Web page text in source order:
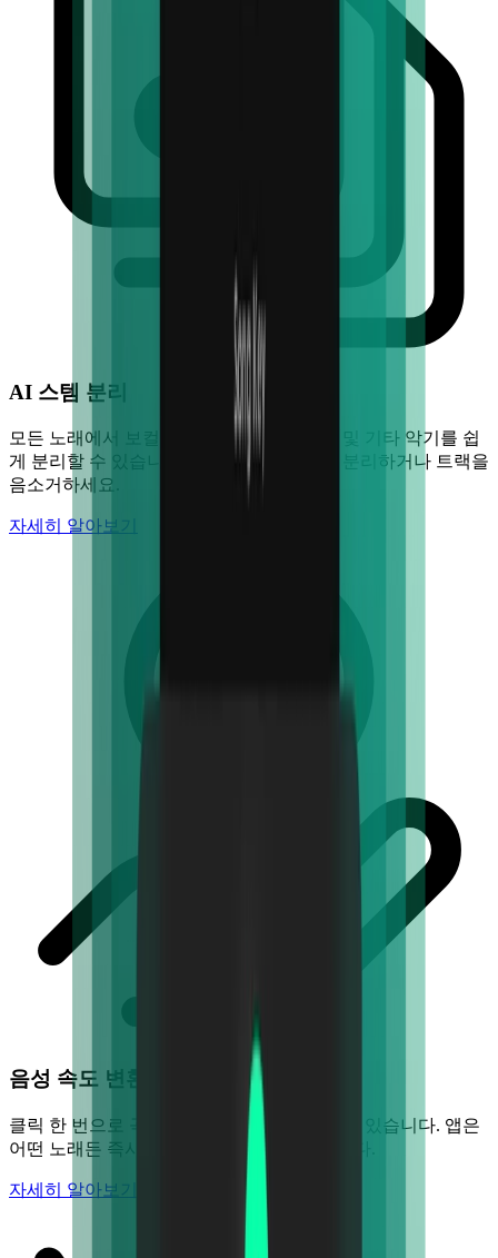
AI 스템 분리
모든 노래에서 보컬, 드럼, 기타, 베이스, 키 및 기타 악기를 쉽
게 분리할 수 있습니다. 원클릭으로 악기를 분리하거나 트랙을
음소거하세요.
자세히 알아보기
음성 속도 변환기
클릭 한 번으로 곡의 속도를 낮추거나 높일 수 있습니다. 앱은
어떤 노래든 즉시 BPM을 감지하여 표시합니다.
자세히 알아보기